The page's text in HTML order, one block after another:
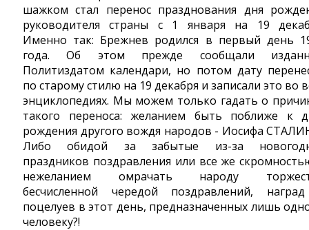
шажком стал перенос празднования дня
руководителя страны с 1 января на 19
Именно так: Брежнев родился в первый день
года. Об этом прежде сообщали
Политиздатом календари, но потом дату
по старому стилю на 19 декабря и записали это во
энциклопедиях. Мы можем только гадать о
такого переноса: желанием быть поближе к
рождения другого вождя народов - Иосифа
Либо обидой за забытые из-за
праздников поздравления или все же
нежеланием омрачать народу
бесчисленной чередой поздравлений,
поцелуев в этот день, предназначенных лишь
человеку?!